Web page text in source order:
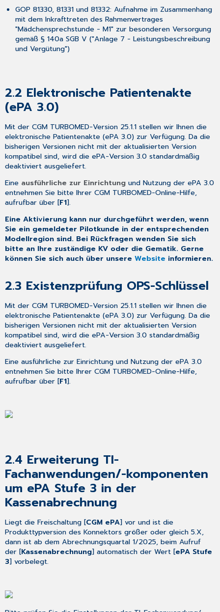
Support-
Ende
für
Windows
10
Light
4.4 Am
Januar
startet
die
ePA
für
mit
ausgewählten
Praxen
den
jeweiligen
Modellregionen
4.5 oKFE
–
der
Spezifikation
2025
(Version
2)
4.6 Bleiben
Sie
auf
dem
neuesten
WhatsApp
4.7 Einladung
zur
Teilnahme
an
Umfrage
in
Ihrem
CGM
TURBOMED
GOP 81330, 81331 und 81332: Aufnahme im Zusammenhang
mit dem Inkrafttreten des Rahmenvertrages
"Mädchensprechstunde - M1" zur besonderen Versorgung
gemäß § 140a SGB V ("Anlage 7 - Leistungsbeschreibung
und Vergütung")
2.2 Elektronische Patientenakte
(ePA 3.0)
Mit der CGM TURBOMED-Version 25.1.1 stellen wir Ihnen die
elektronische Patientenakte (ePA 3.0) zur Verfügung. Da die
bisherigen Versionen nicht mit der aktualisierten Version
kompatibel sind, wird die ePA-Version 3.0 standardmäßig
deaktiviert ausgeliefert.
Eine ausführliche zur Einrichtung und Nutzung der ePA 3.0
entnehmen Sie bitte Ihrer CGM TURBOMED-Online-Hilfe,
aufrufbar über [F1].
Eine Aktivierung kann nur durchgeführt werden, wenn
Sie ein gemeldeter Pilotkunde in der entsprechenden
Modellregion sind. Bei Rückfragen wenden Sie sich
bitte an Ihre zuständige KV oder die Gematik. Gerne
können Sie sich auch über unsereWebsite informieren.
2.3 Existenzprüfung OPS-Schlüssel
Mit der CGM TURBOMED-Version 25.1.1 stellen wir Ihnen die
elektronische Patientenakte (ePA 3.0) zur Verfügung. Da die
bisherigen Versionen nicht mit der aktualisierten Version
kompatibel sind, wird die ePA-Version 3.0 standardmäßig
deaktiviert ausgeliefert.
Eine ausführliche zur Einrichtung und Nutzung der ePA 3.0
entnehmen Sie bitte Ihrer CGM TURBOMED-Online-Hilfe,
aufrufbar über [F1].
2.4 Erweiterung TI-
Fachanwendungen/-komponenten
um ePA Stufe 3 in der
Kassenabrechnung
Liegt die Freischaltung [CGM ePA] vor und ist die
Produkttypversion des Konnektors größer oder gleich 5.X,
dann ist ab dem Abrechnungsquartal 1/2025, beim Aufruf
der [Kassenabrechnung] automatisch der Wert [ePA Stufe
3] vorbelegt.